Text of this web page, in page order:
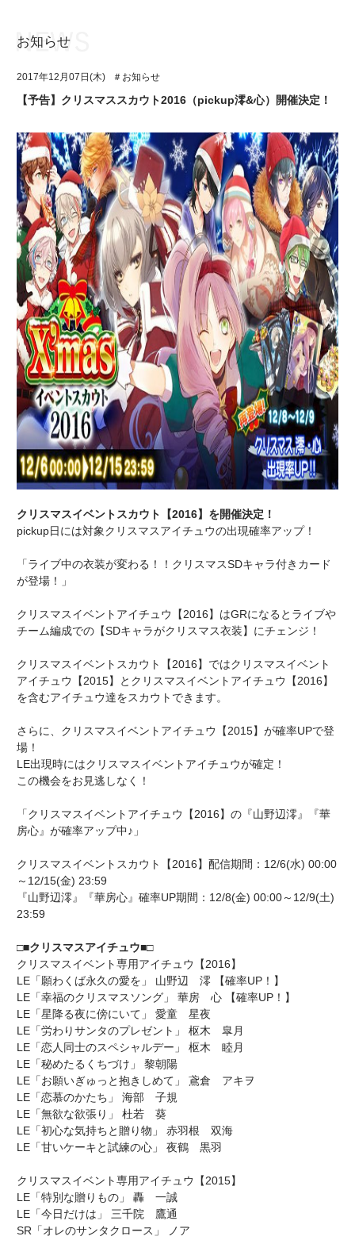
アプリゲーム
イベント・キャンペーン
ミュージック
グッズ・本
ギャラリー
ユニット&キャラクター
アプリゲーム
イベント・キャンペーン
ミュージック
グッズ・本
ギャラリー
お知らせ
2017年12月07日(木) ＃お知らせ
【予告】クリスマススカウト2016（pickup澪&心）開催決定！
クリスマスイベントスカウト【2016】を開催決定！
pickup日には対象クリスマスアイチュウの出現確率アップ！
「ライブ中の衣装が変わる！！クリスマスSDキャラ付きカード
が登場！」
クリスマスイベントアイチュウ【2016】はGRになるとライブや
チーム編成での【SDキャラがクリスマス衣装】にチェンジ！
クリスマスイベントスカウト【2016】ではクリスマスイベント
アイチュウ【2015】とクリスマスイベントアイチュウ【2016】
を含むアイチュウ達をスカウトできます。
さらに、クリスマスイベントアイチュウ【2015】が確率UPで登
場！
LE出現時にはクリスマスイベントアイチュウが確定！
この機会をお見逃しなく！
「クリスマスイベントアイチュウ【2016】の『山野辺澪』『華
房心』が確率アップ中♪」
クリスマスイベントスカウト【2016】配信期間：12/6(水) 00:00
～12/15(金) 23:59
『山野辺澪』『華房心』確率UP期間：12/8(金) 00:00～12/9(土)
23:59
□■クリスマスアイチュウ■□
クリスマスイベント専用アイチュウ【2016】
LE「願わくば永久の愛を」 山野辺 澪 【確率UP！】
LE「幸福のクリスマスソング」 華房 心 【確率UP！】
LE「星降る夜に傍にいて」 愛童 星夜
LE「労わりサンタのプレゼント」 枢木 皐月
LE「恋人同士のスペシャルデー」 枢木 睦月
LE「秘めたるくちづけ」 黎朝陽
LE「お願いぎゅっと抱きしめて」 鳶倉 アキヲ
LE「恋慕のかたち」 海部 子規
LE「無欲な欲張り」 杜若 葵
LE「初心な気持ちと贈り物」 赤羽根 双海
LE「甘いケーキと試練の心」 夜鶴 黒羽
クリスマスイベント専用アイチュウ【2015】
LE「特別な贈りもの」 轟 一誠
LE「今日だけは」 三千院 鷹通
SR「オレのサンタクロース」 ノア